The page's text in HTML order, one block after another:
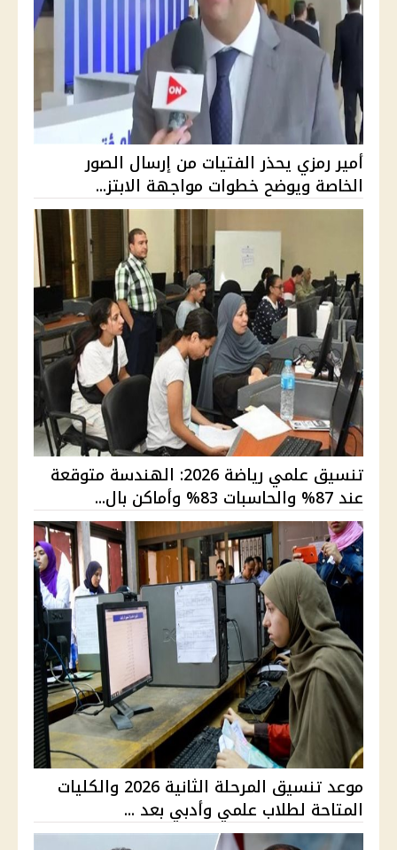
أمير رمزي يحذر الفتيات من إرسال الصور
الخاصة ويوضح خطوات مواجهة الابتز...
تنسيق علمي رياضة 2026: الهندسة متوقعة
عند 87% والحاسبات 83% وأماكن بال...
موعد تنسيق المرحلة الثانية 2026 والكليات
المتاحة لطلاب علمي وأدبي بعد ...